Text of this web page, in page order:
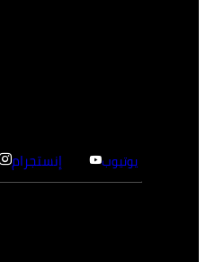
إنستجرام يوتيوب